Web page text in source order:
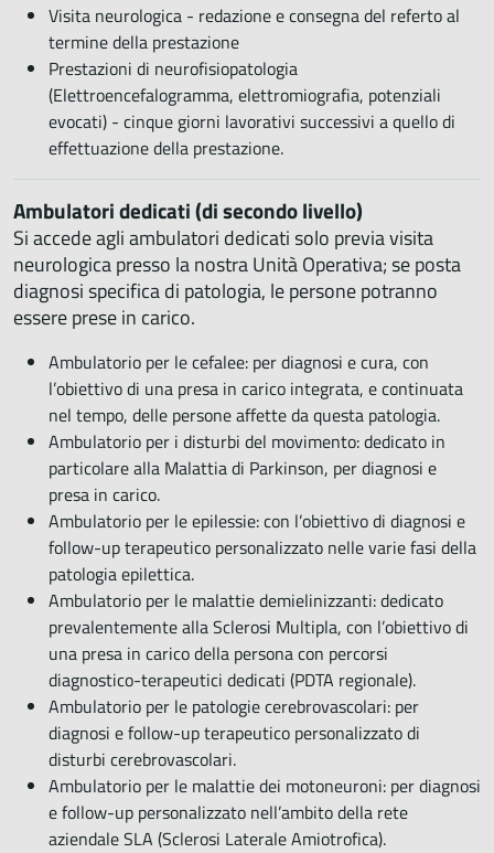
Visita neurologica - redazione e consegna del referto al
termine della prestazione
Prestazioni di neurofisiopatologia
(Elettroencefalogramma, elettromiografia, potenziali
evocati) - cinque giorni lavorativi successivi a quello di
effettuazione della prestazione.
Ambulatori dedicati (di secondo livello)
Si accede agli ambulatori dedicati solo previa visita
neurologica presso la nostra Unità Operativa; se posta
diagnosi specifica di patologia, le persone potranno
essere prese in carico.
Ambulatorio per le cefalee: per diagnosi e cura, con
l’obiettivo di una presa in carico integrata, e continuata
nel tempo, delle persone affette da questa patologia.
Ambulatorio per i disturbi del movimento: dedicato in
particolare alla Malattia di Parkinson, per diagnosi e
presa in carico.
Ambulatorio per le epilessie: con l’obiettivo di diagnosi e
follow-up terapeutico personalizzato nelle varie fasi della
patologia epilettica.
Ambulatorio per le malattie demielinizzanti: dedicato
prevalentemente alla Sclerosi Multipla, con l’obiettivo di
una presa in carico della persona con percorsi
diagnostico-terapeutici dedicati (PDTA regionale).
Ambulatorio per le patologie cerebrovascolari: per
diagnosi e follow-up terapeutico personalizzato di
disturbi cerebrovascolari.
Ambulatorio per le malattie dei motoneuroni: per diagnosi
e follow-up personalizzato nell’ambito della rete
aziendale SLA (Sclerosi Laterale Amiotrofica).